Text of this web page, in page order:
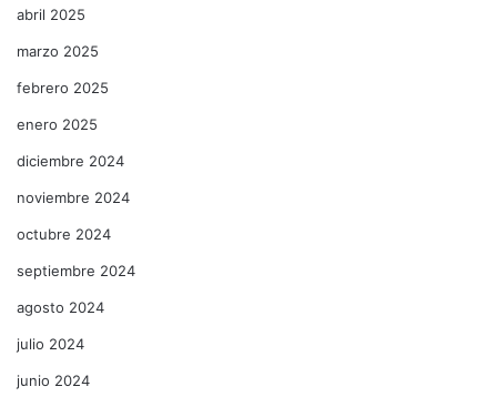
abril 2025
marzo 2025
febrero 2025
enero 2025
diciembre 2024
noviembre 2024
octubre 2024
septiembre 2024
agosto 2024
julio 2024
junio 2024